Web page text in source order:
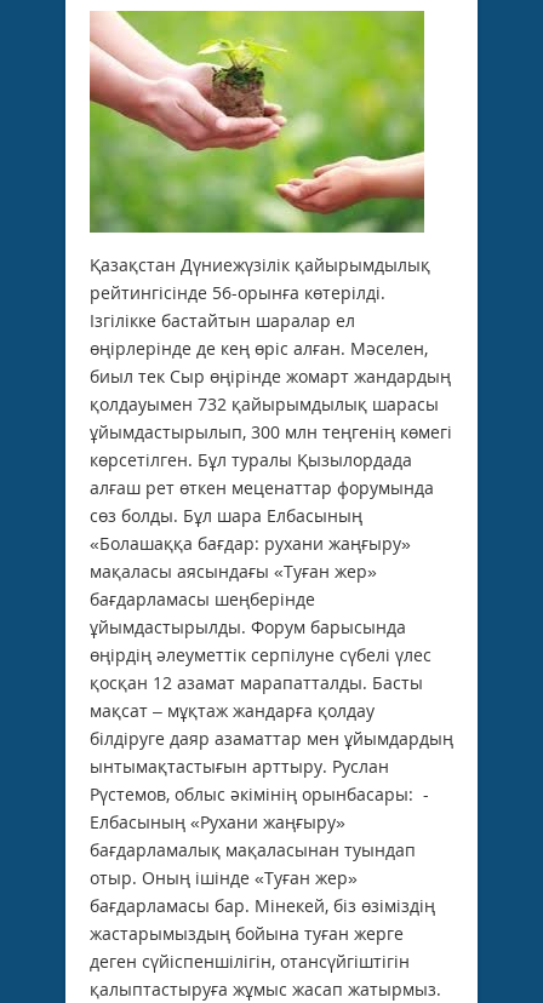
Қазақстан Дүниежүзілік қайырымдылық
рейтингісінде 56-орынға көтерілді.
Ізгілікке бастайтын шаралар ел
өңірлерінде де кең өріс алған. Мәселен,
биыл тек Сыр өңірінде жомарт жандардың
қолдауымен 732 қайырымдылық шарасы
ұйымдастырылып, 300 млн теңгенің көмегі
көрсетілген. Бұл туралы Қызылордада
алғаш рет өткен меценаттар форумында
сөз болды. Бұл шара Елбасының
«Болашаққа бағдар: рухани жаңғыру»
мақаласы аясындағы «Туған жер»
бағдарламасы шеңберінде
ұйымдастырылды. Форум барысында
өңірдің әлеуметтік серпілуне сүбелі үлес
қосқан 12 азамат марапатталды. Басты
мақсат – мұқтаж жандарға қолдау
білдіруге даяр азаматтар мен ұйымдардың
ынтымақтастығын арттыру. Руслан
Рүстемов, облыс әкімінің орынбасары: -
Елбасының «Рухани жаңғыру»
бағдарламалық мақаласынан туындап
отыр. Оның ішінде «Туған жер»
бағдарламасы бар. Мінекей, біз өзіміздің
жастарымыздың бойына туған жерге
деген сүйіспеншілігін, отансүйгіштігін
қалыптастыруға жұмыс жасап жатырмыз.